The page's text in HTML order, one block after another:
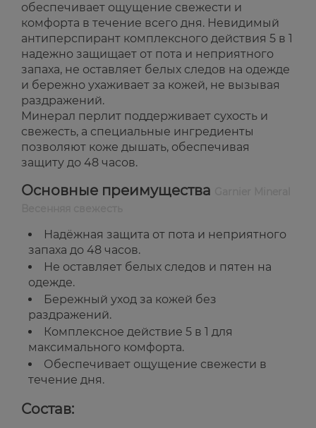
обеспечивает ощущение свежести и
комфорта в течение всего дня. Невидимый
антиперспирант комплексного действия 5 в 1
надежно защищает от пота и неприятного
запаха, не оставляет белых следов на одежде
и бережно ухаживает за кожей, не вызывая
раздражений.
Минерал перлит поддерживает сухость и
свежесть, а специальные ингредиенты
позволяют коже дышать, обеспечивая
защиту до 48 часов.
Основные преимущества
Надёжная защита от пота и неприятного
запаха до 48 часов.
Не оставляет белых следов и пятен на
одежде.
Бережный уход за кожей без
раздражений.
Комплексное действие 5 в 1 для
максимального комфорта.
Обеспечивает ощущение свежести в
течение дня.
Состав: